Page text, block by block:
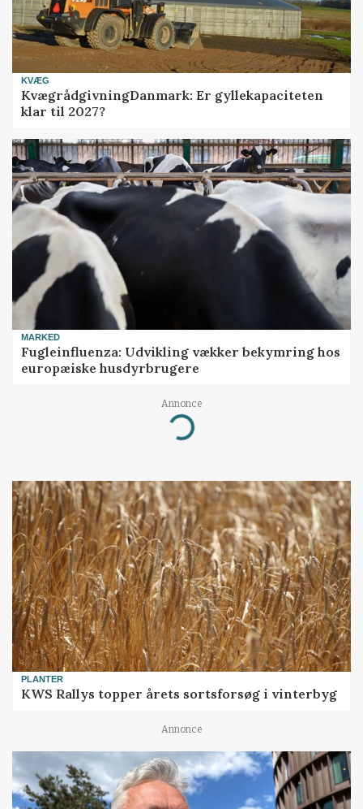
KVÆG
KvægrådgivningDanmark: Er gyllekapaciteten
klar til 2027?
MARKED
Fugleinfluenza: Udvikling vækker bekymring hos
europæiske husdyrbrugere
Annonce
Loading...
PLANTER
KWS Rallys topper årets sortsforsøg i vinterbyg
Annonce